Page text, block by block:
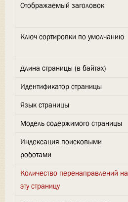
Отображаемый заголовок
Ключ сортировки по умолчанию
Длина страницы (в байтах)
Идентификатор страницы
Язык страницы
Модель содержимого страницы
Индексация поисковыми
роботами
Количество перенаправлений на
эту страницу